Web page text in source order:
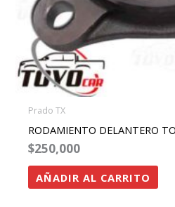
Prado TX
RODAMIENTO DELANTERO
$250,000
AÑADIR AL CARRITO